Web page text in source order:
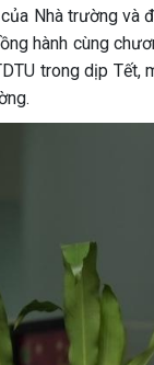
Nhà trường và
hành cùng
trong dịp Tết,